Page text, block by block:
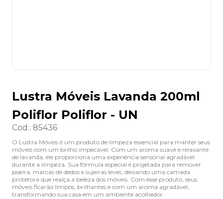
Lustra Móveis Lavanda 200ml
Poliflor Poliflor - UN
Cod.: 85436
O Lustra Móveis é um produto de limpeza essencial para manter seus
móveis com um brilho impecável. Com um aroma suave e relaxante
de lavanda, ele proporciona uma experiência sensorial agradável
durante a limpeza. Sua fórmula especial é projetada para remover
poeira, marcas de dedos e sujeiras leves, deixando uma camada
protetora que realça a beleza dos móveis. Com esse produto, seus
móveis ficarão limpos, brilhantes e com um aroma agradável,
transformando sua casa em um ambiente acolhedor.